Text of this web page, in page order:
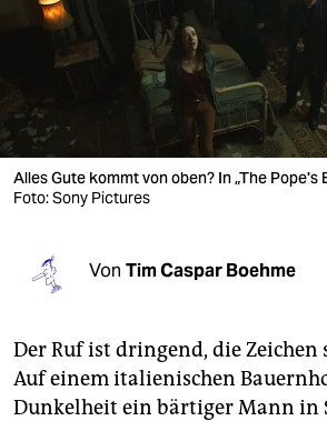
nord
wahrheit
verlag
verlag
veranstaltungen
fragen & hilfe
unterstützen
abo
Alles Gute kommt von oben? In „The Pope's
Foto: Sony Pictures
Von Tim Caspar Boehme
Der Ruf ist dringend, die
Auf einem italienischen
Dunkelheit ein bärtiger Mann in